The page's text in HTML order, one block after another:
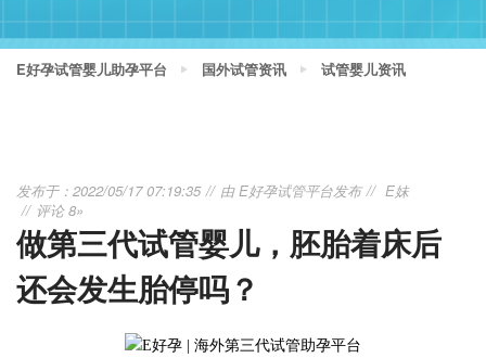
E好孕试管婴儿助孕平台 国外试管资讯 试管婴儿资讯
发布于：2022/05/17 07:19:35 由E好孕试管平台发布
E妹
评论 8»
做第三代试管婴儿，胚胎着床后
还会发生胎停吗？